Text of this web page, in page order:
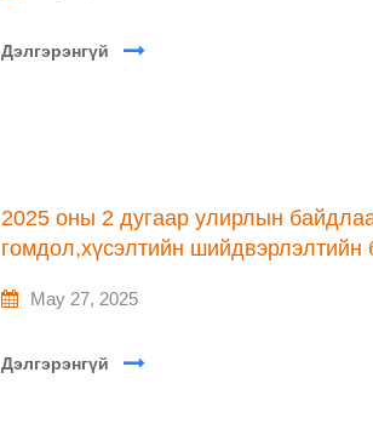
Дэлгэрэнгүй
2025 оны 2 дугаар улирлын
гомдол,хүсэлтийн шийдвэрлэлтийн
May 27, 2025
Дэлгэрэнгүй